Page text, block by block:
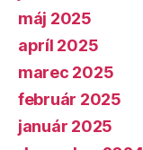
máj 2025
apríl 2025
marec 2025
február 2025
január 2025